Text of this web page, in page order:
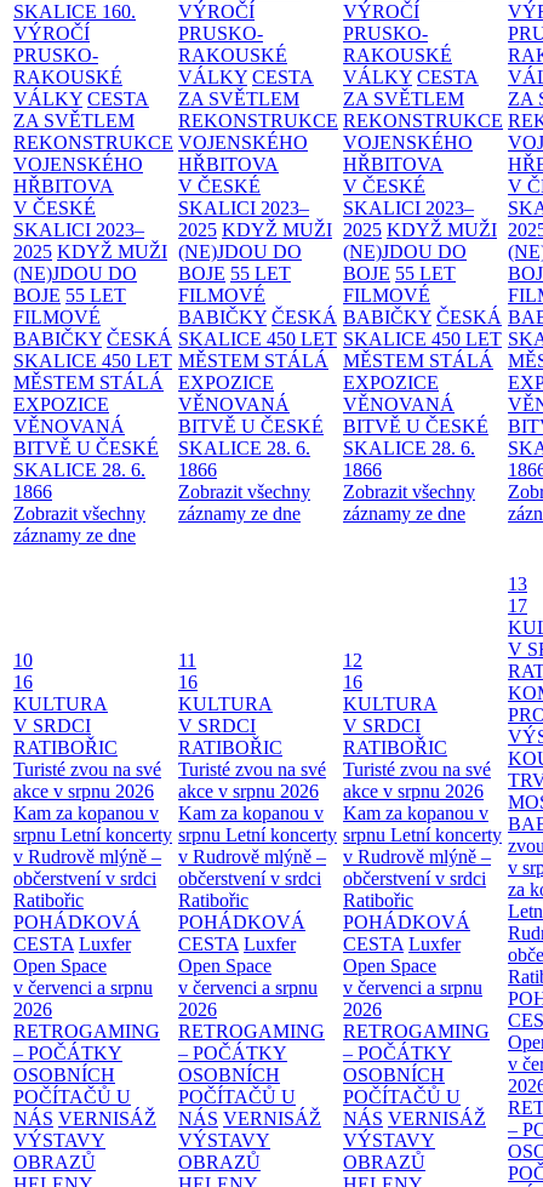
SKALICE 160.
VÝROČÍ
PRUSKO-
RAKOUSKÉ
VÁLKY CESTA
ZA SVĚTLEM
REKONSTRUKCE
VOJENSKÉHO
HŘBITOVA
V ČESKÉ
SKALICI 2023–
2025 KDYŽ MUŽI
(NE)JDOU DO
BOJE 55 LET
FILMOVÉ
BABIČKY ČESKÁ
SKALICE 450 LET
MĚSTEM STÁLÁ
EXPOZICE
VĚNOVANÁ
BITVĚ U ČESKÉ
SKALICE 28. 6.
1866
Zobrazit všechny
záznamy ze dne
VÝROČÍ
PRUSKO-
RAKOUSKÉ
VÁLKY CESTA
ZA SVĚTLEM
REKONSTRUKCE
VOJENSKÉHO
HŘBITOVA
V ČESKÉ
SKALICI 2023–
2025 KDYŽ MUŽI
(NE)JDOU DO
BOJE 55 LET
FILMOVÉ
BABIČKY ČESKÁ
SKALICE 450 LET
MĚSTEM STÁLÁ
EXPOZICE
VĚNOVANÁ
BITVĚ U ČESKÉ
SKALICE 28. 6.
1866
Zobrazit všechny
záznamy ze dne
VÝROČÍ
PRUSKO-
RAKOUSKÉ
VÁLKY CESTA
ZA SVĚTLEM
REKONSTRUKCE
VOJENSKÉHO
HŘBITOVA
V ČESKÉ
SKALICI 2023–
2025 KDYŽ MUŽI
(NE)JDOU DO
BOJE 55 LET
FILMOVÉ
BABIČKY ČESKÁ
SKALICE 450 LET
MĚSTEM STÁLÁ
EXPOZICE
VĚNOVANÁ
BITVĚ U ČESKÉ
SKALICE 28. 6.
1866
Zobrazit všechny
záznamy ze dne
ZA
V
10
16
KULTURA
V SRDCI
RATIBOŘIC
Turisté zvou na své
akce v srpnu 2026
Kam za kopanou v
srpnu Letní koncerty
v Rudrově mlýně –
občerstvení v srdci
Ratibořic
POHÁDKOVÁ
CESTA Luxfer
Open Space
v červenci a srpnu
2026
RETROGAMING
– POČÁTKY
OSOBNÍCH
POČÍTAČŮ U
NÁS VERNISÁŽ
VÝSTAVY
OBRAZŮ
11
16
KULTURA
V SRDCI
RATIBOŘIC
Turisté zvou na své
akce v srpnu 2026
Kam za kopanou v
srpnu Letní koncerty
v Rudrově mlýně –
občerstvení v srdci
Ratibořic
POHÁDKOVÁ
CESTA Luxfer
Open Space
v červenci a srpnu
2026
RETROGAMING
– POČÁTKY
OSOBNÍCH
POČÍTAČŮ U
NÁS VERNISÁŽ
VÝSTAVY
OBRAZŮ
12
16
KULTURA
V SRDCI
RATIBOŘIC
Turisté zvou na své
akce v srpnu 2026
Kam za kopanou v
srpnu Letní koncerty
v Rudrově mlýně –
občerstvení v srdci
Ratibořic
POHÁDKOVÁ
CESTA Luxfer
Open Space
v červenci a srpnu
2026
RETROGAMING
– POČÁTKY
OSOBNÍCH
POČÍTAČŮ U
NÁS VERNISÁŽ
VÝSTAVY
OBRAZŮ
13
17
V
v
za
v
–